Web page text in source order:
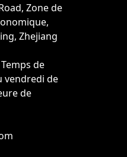
Zone de
Zhejiang
de
vendredi de
de